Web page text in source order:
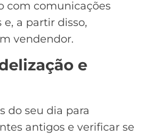
com comunicações
e, a partir disso,
vendendor.
e
do seu dia para
antigos e verificar se